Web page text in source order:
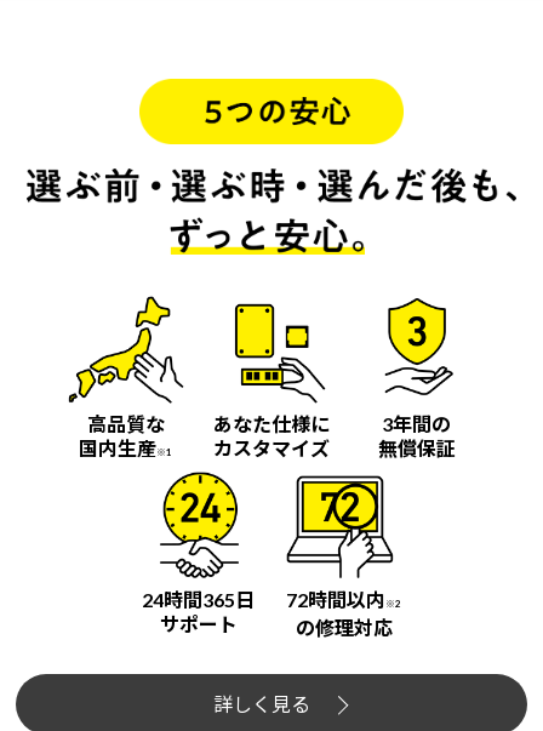
高品質な
国内生産※1
あなた仕様に
カスタマイズ
3年間の
無償保証
24時間365日
サポート
72時間以内 ※2
の修理対応
詳しく見る